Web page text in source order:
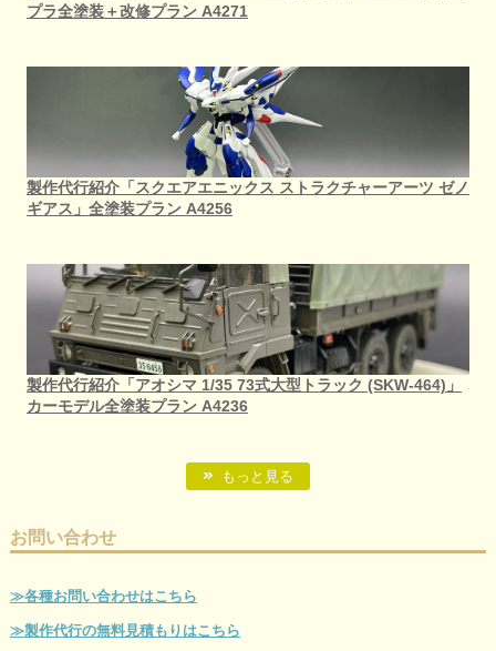
プラ全塗装＋改修プラン A4271
製作代行紹介「スクエアエニックス ストラクチャーアーツ ゼノ
ギアス」全塗装プラン A4256
製作代行紹介「アオシマ 1/35 73式大型トラック (SKW-464)」
カーモデル全塗装プラン A4236
もっと見る
お問い合わせ
≫各種お問い合わせはこちら
≫製作代行の無料見積もりはこちら